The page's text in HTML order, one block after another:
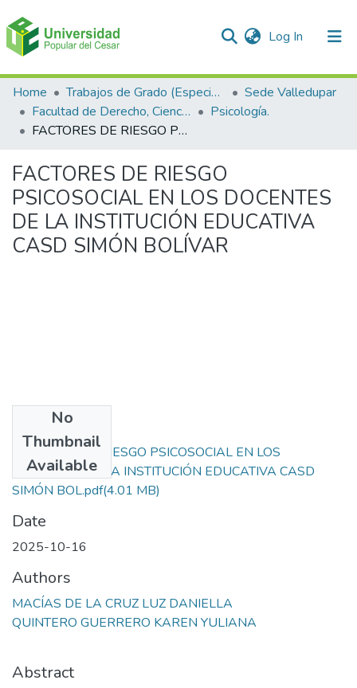
Log In (current)
Communities & Collections
All of DSpace
Home Trabajos de Grado (Especializaciones y Pregrados)
Sede Valledupar
Facultad de Derecho, Ciencias Políticas y Sociales.
Psicología.
FACTORES DE RIESGO PSICOSOCIAL EN LOS DOCENTES DE LA INSTITUCIÓN EDUCATIVA CASD SIMÓN BOLÍVAR
FACTORES DE RIESGO
PSICOSOCIAL EN LOS DOCENTES
DE LA INSTITUCIÓN EDUCATIVA
CASD SIMÓN BOLÍVAR
No
Thumbnail
Available
FACTORES DE RIESGO PSICOSOCIAL EN LOS
DOCENTES DE LA INSTITUCIÓN EDUCATIVA CASD
SIMÓN BOL.pdf(4.01 MB)
Date
2025-10-16
Authors
MACÍAS DE LA CRUZ LUZ DANIELLA
QUINTERO GUERRERO KAREN YULIANA
Abstract